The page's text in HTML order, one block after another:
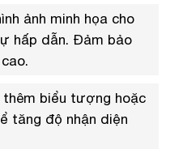
ảnh minh họa cho
hấp dẫn. Đảm bảo
thêm biểu tượng hoặc
tăng độ nhận diện